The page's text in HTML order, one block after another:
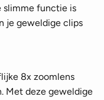
slimme functie is
je geweldige clips
8x zoomlens
Met deze geweldige